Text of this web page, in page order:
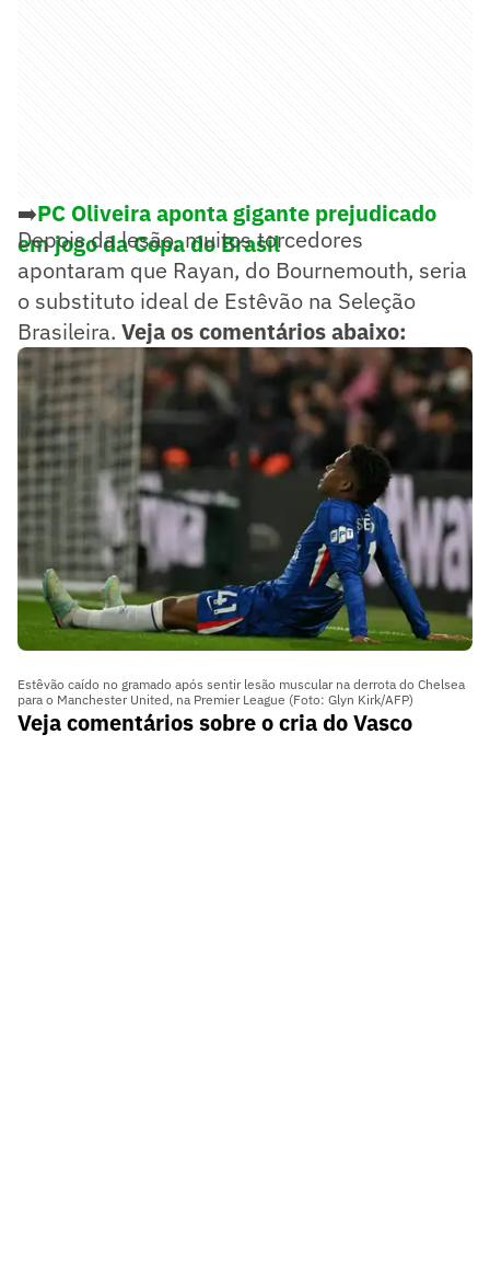
➡️PC Oliveira aponta gigante prejudicado
em jogo da Copa do Brasil
Depois da lesão, muitos torcedores
apontaram que Rayan, do Bournemouth, seria
o substituto ideal de Estêvão na Seleção
Brasileira. Veja os comentários abaixo:
Estêvão caído no gramado após sentir lesão muscular na derrota do Chelsea
para o Manchester United, na Premier League (Foto: Glyn Kirk/AFP)
Veja comentários sobre o cria do Vasco